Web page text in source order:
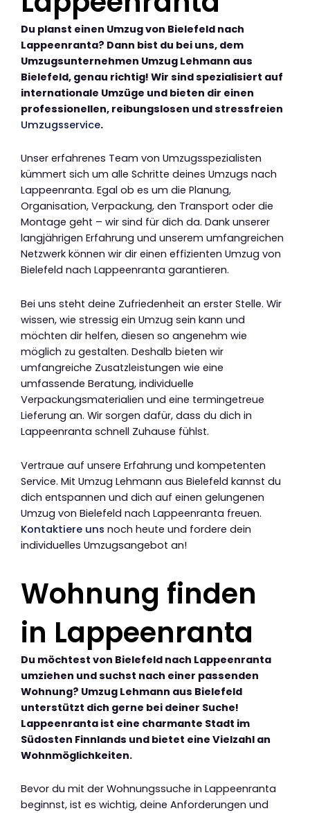
Du planst einen Umzug von Bielefeld nach
Lappeenranta? Dann bist du bei uns, dem
Umzugsunternehmen Umzug Lehmann aus
Bielefeld, genau richtig! Wir sind spezialisiert auf
internationale Umzüge und bieten dir einen
professionellen, reibungslosen und stressfreien
Umzugsservice.
Unser erfahrenes Team von Umzugsspezialisten
kümmert sich um alle Schritte deines Umzugs nach
Lappeenranta. Egal ob es um die Planung,
Organisation, Verpackung, den Transport oder die
Montage geht – wir sind für dich da. Dank unserer
langjährigen Erfahrung und unserem umfangreichen
Netzwerk können wir dir einen effizienten Umzug von
Bielefeld nach Lappeenranta garantieren.
Bei uns steht deine Zufriedenheit an erster Stelle. Wir
wissen, wie stressig ein Umzug sein kann und
möchten dir helfen, diesen so angenehm wie
möglich zu gestalten. Deshalb bieten wir
umfangreiche Zusatzleistungen wie eine
umfassende Beratung, individuelle
Verpackungsmaterialien und eine termingetreue
Lieferung an. Wir sorgen dafür, dass du dich in
Lappeenranta schnell Zuhause fühlst.
Vertraue auf unsere Erfahrung und kompetenten
Service. Mit Umzug Lehmann aus Bielefeld kannst du
dich entspannen und dich auf einen gelungenen
Umzug von Bielefeld nach Lappeenranta freuen.
Kontaktiere uns noch heute und fordere dein
individuelles Umzugsangebot an!
Wohnung finden
in Lappeenranta
Du möchtest von Bielefeld nach Lappeenranta
umziehen und suchst nach einer passenden
Wohnung? Umzug Lehmann aus Bielefeld
unterstützt dich gerne bei deiner Suche!
Lappeenranta ist eine charmante Stadt im
Südosten Finnlands und bietet eine Vielzahl an
Wohnmöglichkeiten.
Bevor du mit der Wohnungssuche in Lappeenranta
beginnst, ist es wichtig, deine Anforderungen und